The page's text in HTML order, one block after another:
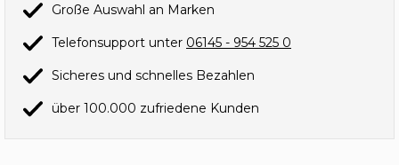
Große Auswahl an Marken
Telefonsupport unter 06145 - 954 525 0
Sicheres und schnelles Bezahlen
über 100.000 zufriedene Kunden